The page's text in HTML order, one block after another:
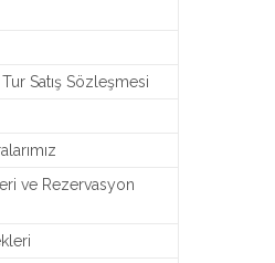
Satış Sözleşmesi
ve Rezervasyon